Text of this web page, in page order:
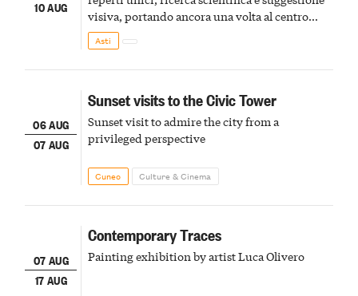
10 AUG
visiva, portando ancora una volta al centro
della scena le meraviglie del passato astigiano
Asti
06 AUG
07 AUG
Sunset visits to the Civic Tower
Sunset visit to admire the city from a
privileged perspective
Cuneo Culture & Cinema
07 AUG
17 AUG
Contemporary Traces
Painting exhibition by artist Luca Olivero